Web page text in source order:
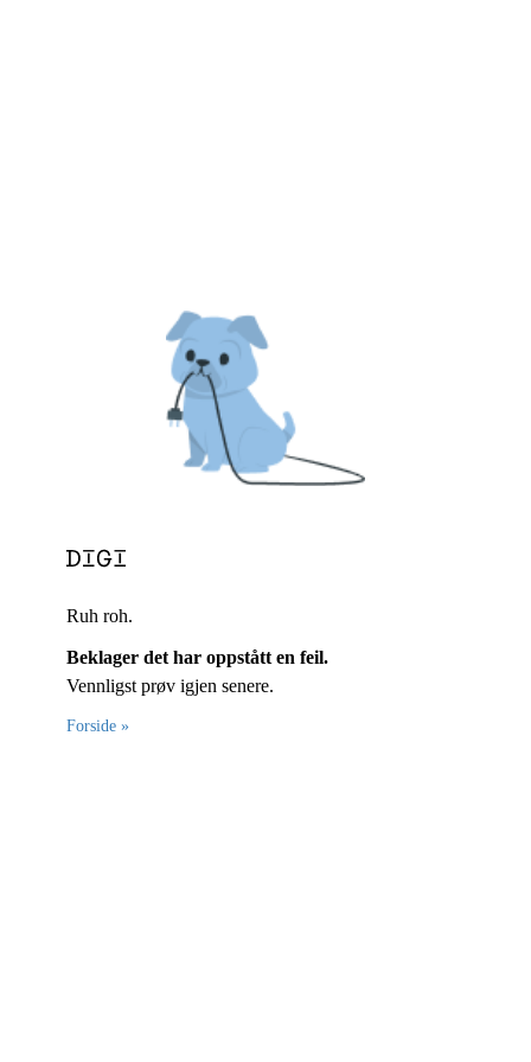
Ruh roh.
Beklager det har oppstått en feil.
Vennligst prøv igjen senere.
Forside »